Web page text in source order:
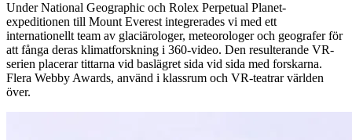
Under National Geographic och Rolex Perpetual Planet-
expeditionen till Mount Everest integrerades vi med ett
internationellt team av glaciärologer, meteorologer och geografer för
att fånga deras klimatforskning i 360-video. Den resulterande VR-
serien placerar tittarna vid baslägret sida vid sida med forskarna.
Flera Webby Awards, använd i klassrum och VR-teatrar världen
över.